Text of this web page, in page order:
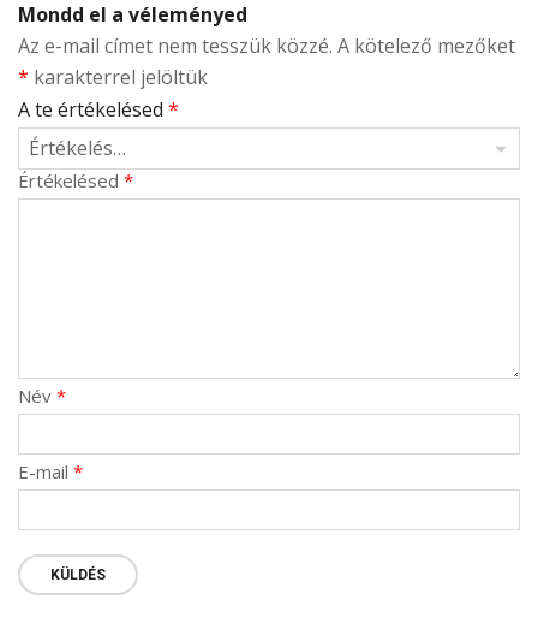
Mondd el a véleményed
Az e-mail címet nem tesszük közzé. A kötelező mezőket
* karakterrel jelöltük
A te értékelésed *
Értékelésed *
Név *
E-mail *